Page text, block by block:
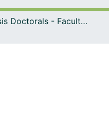
per tot el DD
Tesis Doctorals - Facultat - Infermeria